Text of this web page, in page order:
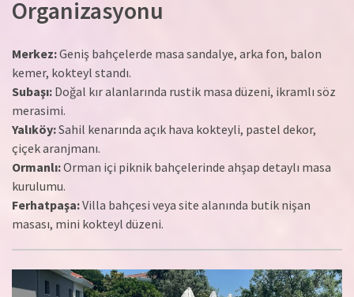
Organizasyonu
Merkez:Geniş bahçelerde masa sandalye, arka fon, balon
kemer, kokteyl standı.
Subaşı: Doğal kır alanlarında rustik masa düzeni, ikramlı söz
merasimi.
Yalıköy:Sahil kenarında açık hava kokteyli, pastel dekor,
çiçek aranjmanı.
Ormanlı:Orman içi piknik bahçelerinde ahşap detaylı masa
kurulumu.
Ferhatpaşa:Villa bahçesi veya site alanında butik nişan
masası, mini kokteyl düzeni.